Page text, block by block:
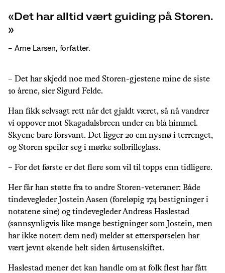
Det har alltid vært guiding på Storen.
– Arne Larsen, forfatter.
– Det har skjedd noe med Storen-gjestene mine de siste
10 årene, sier Sigurd Felde.
Han fikk selvsagt rett når det gjaldt været, så nå vandrer
vi oppover mot Skagadalsbreen under en blå himmel.
Skyene bare forsvant. Det ligger 20 cm nysnø i terrenget,
og Storen speiler seg i mørke solbrilleglass.
– For det første er det flere som vil til topps enn tidligere.
Her får han støtte fra to andre Storen-veteraner: Både
tindevegleder Jostein Aasen (foreløpig 174 bestigninger i
notatene sine) og tindevegleder Andreas Haslestad
(sannsynligvis like mange bestigninger som Jostein, men
har ikke notert dem ned) melder at etterspørselen har
vært jevnt økende helt siden årtusenskiftet.
Haslestad mener det kan handle om at folk flest har fått